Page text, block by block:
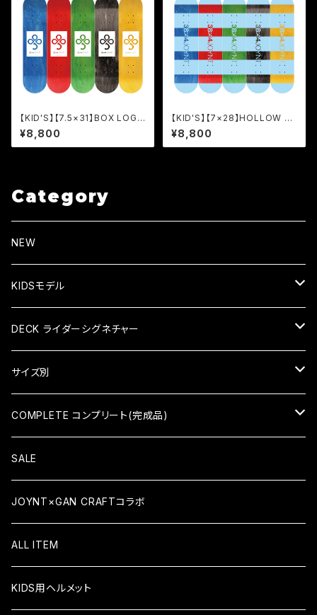
【KID'S】【7.5×31】BOX LOGO
KID'S [JBK]
¥8,800
【KID'S】【7×28】HOLLOW KI
D'S [JHK]
¥8,800
Category
NEW
KIDSモデル
KID'S COMPLETE キッズコンプリート
KID'S DECK キッズデッキ
DECK ライダーシグネチャー
HIROKI SAEGUSA (三枝博貴)
HIDEAKI HAYASHI（林秀晃）
TATSUMA TAMANO（玉野辰磨）
ATSUSHI SATO（佐藤敦）
YUSAKU ISHIKAWA (石川祐作)
TEAM MODEL
サイズ別
7×28（KID'S）
7.375×29.4（KID'S）
7.5×30.8
7.6×31.6
7.625×31.1
COMPLETE コンプリート(完成品)
COMPLETE コンプリート
KID'S COMPLETE キッズコンプリート
SALE
JOYNT×GAN CRAFTコラボ
ALL ITEM
KIDS用ヘルメット